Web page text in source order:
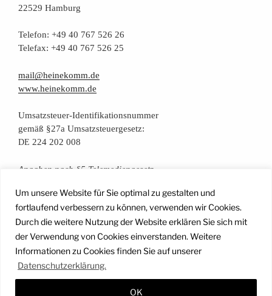
Um unsere Website für Sie optimal zu gestalten und
fortlaufend verbessern zu können, verwenden wir Cookies.
Durch die weitere Nutzung der Website erklären Sie sich mit
der Verwendung von Cookies einverstanden. Weitere
Informationen zu Cookies finden Sie auf unserer
Datenschutzerklärung.
OK
22529 Hamburg
Tele­fon: +49 40 767 526 26
Tele­fax: +49 40 767 526 25
mail@heinekomm.de
www.heinekomm.de
Umsatz­steu­er-Iden­ti­fi­ka­ti­ons­num­mer
gemäß §27a Umsatzsteuergesetz:
DE 224 202 008
Anga­ben nach §5 Telemediengesetz
Daten­schutz­er­klä­rung
FacebookInstagramYouTubeMail